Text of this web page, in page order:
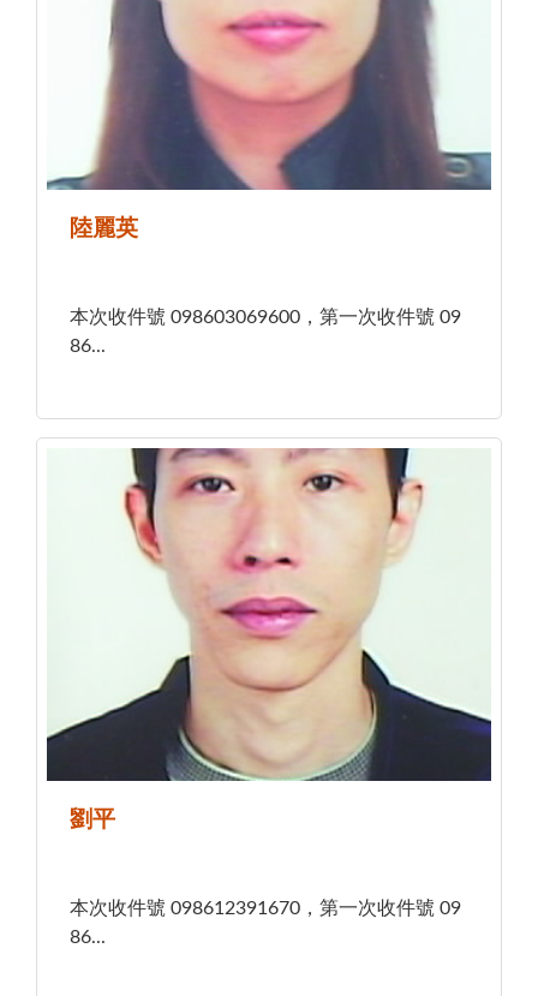
陸麗英
本次收件號 098603069600，第一次收件號 09
86...
劉平
本次收件號 098612391670，第一次收件號 09
86...